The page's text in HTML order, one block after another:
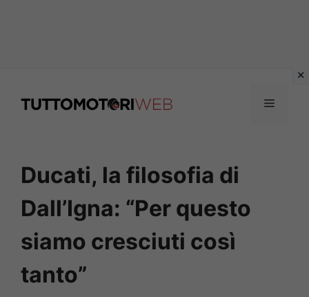
Menu
Ducati, la filosofia di
Dall’Igna: “Per questo
siamo cresciuti così
tanto”